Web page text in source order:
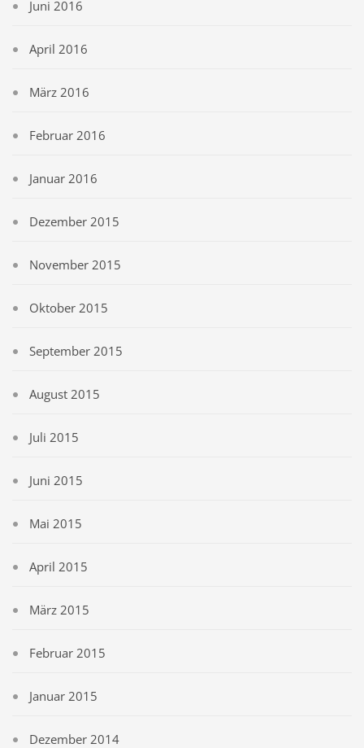
Juni 2016
April 2016
März 2016
Februar 2016
Januar 2016
Dezember 2015
November 2015
Oktober 2015
September 2015
August 2015
Juli 2015
Juni 2015
Mai 2015
April 2015
März 2015
Februar 2015
Januar 2015
Dezember 2014